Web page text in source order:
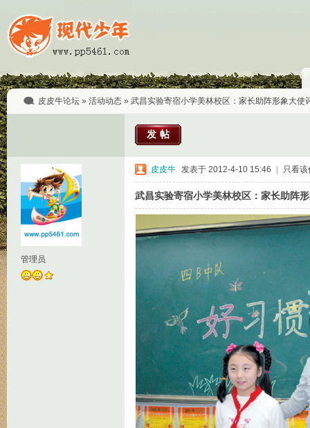
皮皮牛论坛 » 活动动态 » 武昌实验寄宿小学美林校区：家长助阵形象大使
发帖
管理员
皮皮牛 发表于 2012-4-10 15:46 只看该
武昌实验寄宿小学美林校区：家长助阵